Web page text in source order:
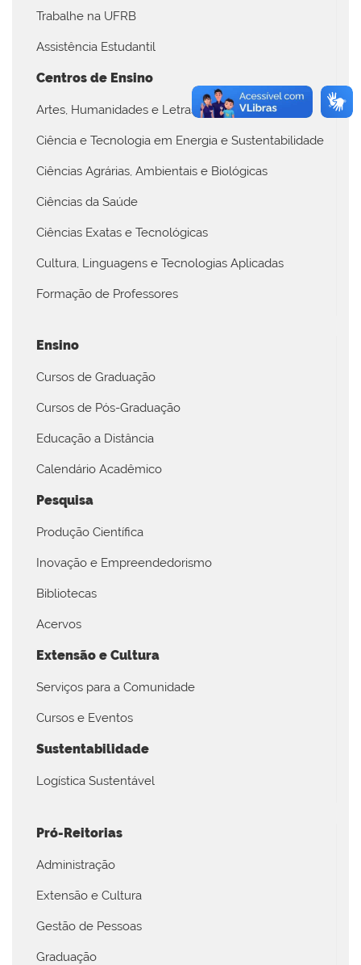
Trabalhe na UFRB
Assistência Estudantil
Centros de Ensino
Artes, Humanidades e Letras
Ciência e Tecnologia em Energia e Sustentabilidade
Ciências Agrárias, Ambientais e Biológicas
Ciências da Saúde
Ciências Exatas e Tecnológicas
Cultura, Linguagens e Tecnologias Aplicadas
Formação de Professores
Ensino
Cursos de Graduação
Cursos de Pós-Graduação
Educação a Distância
Calendário Acadêmico
Pesquisa
Produção Científica
Inovação e Empreendedorismo
Bibliotecas
Acervos
Extensão e Cultura
Serviços para a Comunidade
Cursos e Eventos
Sustentabilidade
Logística Sustentável
Pró-Reitorias
Administração
Extensão e Cultura
Gestão de Pessoas
Graduação